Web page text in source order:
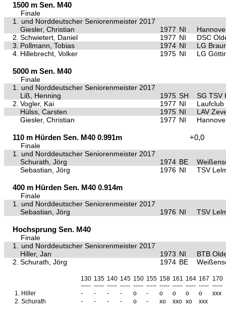
1500 m Sen. M40
Finale
1.
und Norddeutscher Seniorenmeister 2017
Giesler, Christian
1977 NI
2. Schwietert, Daniel 1977 NI
DSC
3. Pollmann, Tobias 1974 NI
LG
4. Hillebrecht, Volker 1975 NI LG
5000 m Sen. M40
Finale
1.
und Norddeutscher Seniorenmeister 2017
Liß, Henning
1975 SH
SG TSV
2. Vogler, Kai 1977 NI
Laufclub
Hülss, Carsten
1975 NI
LAV
Giesler, Christian
1977 NI
110 m Hürden Sen. M40 0.991m +0,0
Finale
1.
und Norddeutscher Seniorenmeister 2017
Schurath, Jörg
1974 BE
Sebastian, Jörg
1976 NI TSV
400 m Hürden Sen. M40 0.914m
Finale
1.
und Norddeutscher Seniorenmeister 2017
Sebastian, Jörg
1976 NI TSV
Hochsprung Sen. M40
Finale
1.
und Norddeutscher Seniorenmeister 2017
Hiller, Jan
1973 NI
BTB
2. Schurath, Jörg 1974 BE
130 135 140 145 150 155 158 161 164 167 170
----- ----- ----- ----- ----- ----- ----- ----- ----- ----- -----
1. Hiller - - - - o - o o o o
xxx
2. Schurath - - - - o - xo xxo xo xxx